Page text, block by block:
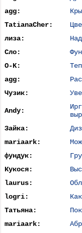
agg:
TatianaCher:
лиза:
Сло:
O-K:
agg:
Чузик:
Andy:
Зайка:
mariaark:
фундук:
Кукося:
laurus:
logri:
Татьяна:
mariaark: